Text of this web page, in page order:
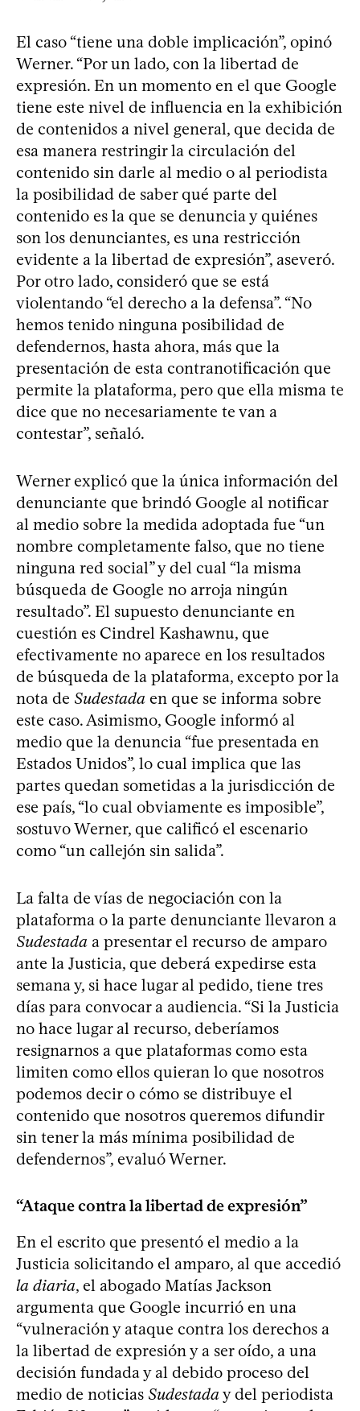
El caso “tiene una doble implicación”, opinó
Werner. “Por un lado, con la libertad de
expresión. En un momento en el que Google
tiene este nivel de influencia en la exhibición
de contenidos a nivel general, que decida de
esa manera restringir la circulación del
contenido sin darle al medio o al periodista
la posibilidad de saber qué parte del
contenido es la que se denuncia y quiénes
son los denunciantes, es una restricción
evidente a la libertad de expresión”, aseveró.
Por otro lado, consideró que se está
violentando “el derecho a la defensa”. “No
hemos tenido ninguna posibilidad de
defendernos, hasta ahora, más que la
presentación de esta contranotificación que
permite la plataforma, pero que ella misma te
dice que no necesariamente te van a
contestar”, señaló.
Werner explicó que la única información del
denunciante que brindó Google al notificar
al medio sobre la medida adoptada fue “un
nombre completamente falso, que no tiene
ninguna red social” y del cual “la misma
búsqueda de Google no arroja ningún
resultado”. El supuesto denunciante en
cuestión es Cindrel Kashawnu, que
efectivamente no aparece en los resultados
de búsqueda de la plataforma, excepto por la
nota de Sudestada en que se informa sobre
este caso. Asimismo, Google informó al
medio que la denuncia “fue presentada en
Estados Unidos”, lo cual implica que las
partes quedan sometidas a la jurisdicción de
ese país, “lo cual obviamente es imposible”,
sostuvo Werner, que calificó el escenario
como “un callejón sin salida”.
La falta de vías de negociación con la
plataforma o la parte denunciante llevaron a
Sudestada a presentar el recurso de amparo
ante la Justicia, que deberá expedirse esta
semana y, si hace lugar al pedido, tiene tres
días para convocar a audiencia. “Si la Justicia
no hace lugar al recurso, deberíamos
resignarnos a que plataformas como esta
limiten como ellos quieran lo que nosotros
podemos decir o cómo se distribuye el
contenido que nosotros queremos difundir
sin tener la más mínima posibilidad de
defendernos”, evaluó Werner.
“Ataque contra la libertad de expresión”
En el escrito que presentó el medio a la
Justicia solicitando el amparo, al que accedió
la diaria, el abogado Matías Jackson
argumenta que Google incurrió en una
“vulneración y ataque contra los derechos a
la libertad de expresión y a ser oído, a una
decisión fundada y al debido proceso del
medio de noticias Sudestaday del periodista